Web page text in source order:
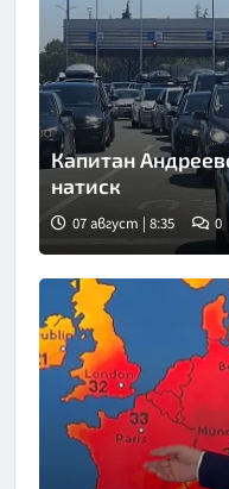
Снимка: БНТ
Капитан
натиск
07 август | 8:35 0